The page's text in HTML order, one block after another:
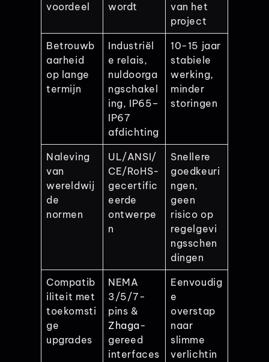
voordeel
wordt
van het
project
Betrouwb
aarheid
op lange
termijn
Industriël
e relais,
nuldoorga
ngschakel
ing, IP65–
IP67
afdichting
10-15 jaar
stabiele
werking,
minder
storingen
Naleving
van
wereldwij
de
normen
UL/ANSI/
CE/RoHS-
gecertific
eerde
ontwerpe
n
Snellere
goedkeuri
ngen,
geen
risico op
regelgevi
ngsschen
dingen
Compatib
iliteit met
toekomsti
ge
upgrades
NEMA
3/5/7-
pins &
Zhaga-
gereed
interfaces
Eenvoudig
e
overstap
naar
slimme
verlichtin